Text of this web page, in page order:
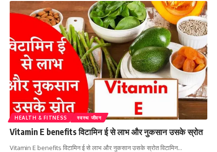
HEALTH & FITNESS स्वस्थ जीवन
Vitamin E benefits विटामिन ई से लाभ और नुकसान उसके स्रोत
Vitamin E benefits विटामिन ई से लाभ और नुकसान उसके स्रोत विटामिन…